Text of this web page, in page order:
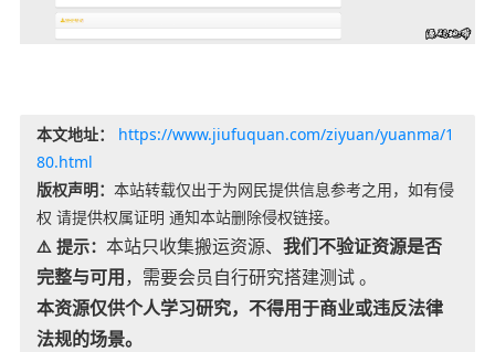
本文地址：
https://www.jiufuquan.com/ziyuan/yuanma/1
80.html
版权声明： 本站转载仅出于为网民提供信息参考之用，如有侵
权 请提供权属证明 通知本站删除侵权链接。
⚠️ 提示： 本站只收集搬运资源、 我们不验证资源是否
完整与可用，需要会员自行研究搭建测试 。
本资源仅供个人学习研究，不得用于商业或违反法律
法规的场景。